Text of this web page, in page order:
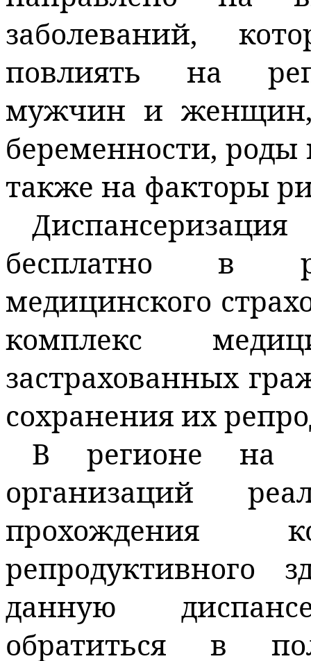
заболеваний,
повлиять на
мужчин и женщин,
беременности, роды
также на факторы
бесплатно в
медицинского
комплекс
застрахованных
сохранения их
В регионе на
организаций
прохождения
репродуктивного
данную
обратиться в